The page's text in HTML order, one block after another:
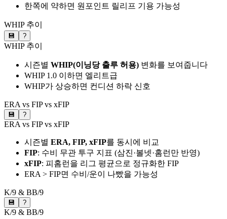
한쪽에 약하면 원포인트 릴리프 기용 가능성
WHIP 추이
💾 ?
WHIP 추이
시즌별 WHIP(이닝당 출루 허용) 변화를 보여줍니다
WHIP 1.0 이하면 엘리트급
WHIP가 상승하면 컨디션 하락 신호
ERA vs FIP vs xFIP
💾 ?
ERA vs FIP vs xFIP
시즌별 ERA, FIP, xFIP를 동시에 비교
FIP: 수비 무관 투구 지표 (삼진·볼넷·홈런만 반영)
xFIP: 피홈런을 리그 평균으로 정규화한 FIP
ERA > FIP면 수비/운이 나빴을 가능성
K/9 & BB/9
💾 ?
K/9 & BB/9